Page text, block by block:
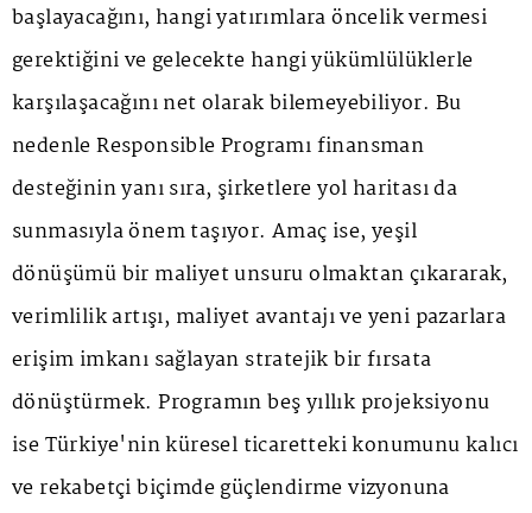
başlayacağını, hangi yatırımlara öncelik vermesi
gerektiğini ve gelecekte hangi yükümlülüklerle
karşılaşacağını net olarak bilemeyebiliyor. Bu
nedenle Responsible Programı finansman
desteğinin yanı sıra, şirketlere yol haritası da
sunmasıyla önem taşıyor. Amaç ise, yeşil
dönüşümü bir maliyet unsuru olmaktan çıkararak,
verimlilik artışı, maliyet avantajı ve yeni pazarlara
erişim imkanı sağlayan stratejik bir fırsata
dönüştürmek. Programın beş yıllık projeksiyonu
ise Türkiye'nin küresel ticaretteki konumunu kalıcı
ve rekabetçi biçimde güçlendirme vizyonuna